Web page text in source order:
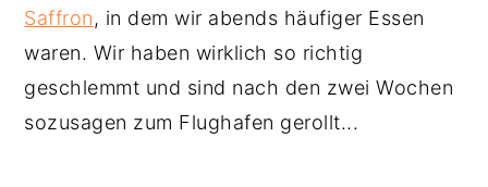
Saffron, in dem wir abends häufiger Essen
waren. Wir haben wirklich so richtig
geschlemmt und sind nach den zwei Wochen
sozusagen zum Flughafen gerollt...